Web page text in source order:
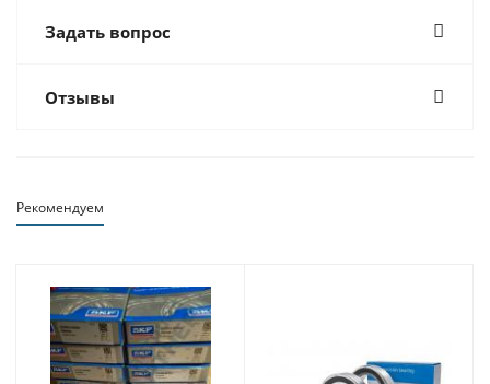
Задать вопрос
Отзывы
Рекомендуем